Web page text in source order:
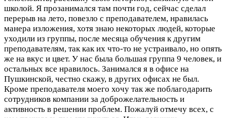
школой. Я прозанимался там почти год, сейчас сделал
перерыв на лето, повезло с преподавателем, нравилась
манера изложения, хотя знаю некоторых людей, которые
уходили из группы, после месяца обучения к другим
преподавателям, так как их что-то не устраивало, но опять
же на вкус и цвет. У нас была большая группа 9 человек, и
остальных все нравилось. Занимался я в офисе на
Пушкинской, честно скажу, в других офисах не был.
Кроме преподавателя моего хочу так же поблагодарить
сотрудников компании за доброжелательность и
активность в решении проблем. Пожалуй отмечу всех, с